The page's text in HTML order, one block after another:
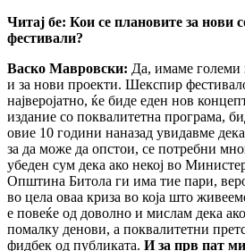
Читај бе: Кои се плановите за нови
фестивали?
Васко Мавровски: Да, имаме големи
и за нови проекти. Шекспир
најверојатно, ќе биде еден нов
издание со поквалитетна програма,
овие 10 години наназад увидавме
за да може да опстои, се потребни
убеден сум дека ако некој во
Општина Битола ги има тие пари,
во цела оваа криза во која што
е повеќе од доволно и мислам дека
помалку денови, а поквалитетни
фидбек од публиката. И за прв пат